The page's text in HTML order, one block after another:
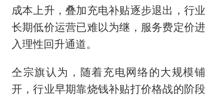
成本上升，叠加充电补贴逐步退出，行业
长期低价运营已难以为继，服务费定价进
入理性回升通道。
仝宗旗认为，随着充电网络的大规模铺
开，行业早期靠烧钱补贴打价格战的阶段